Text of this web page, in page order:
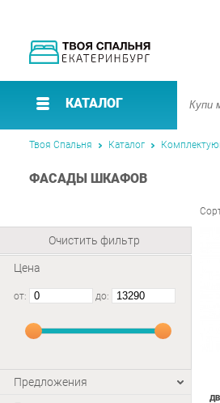
КАТАЛОГ
Твоя Спальня Каталог
ФАСАДЫ ШКАФОВ
Очистить фильтр
Цена
от: до:
Предложения